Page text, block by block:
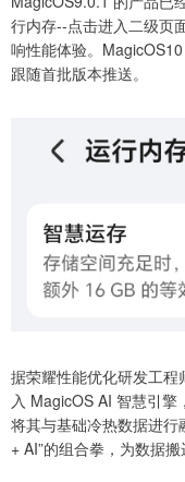
行内存--点击进入二级页
响性能体验。
跟随首批版本推送。
据荣耀性能优化研发工
入 MagicOS AI 智慧引擎
将其与基础冷热数据进行
+ AI”的组合拳，为数据